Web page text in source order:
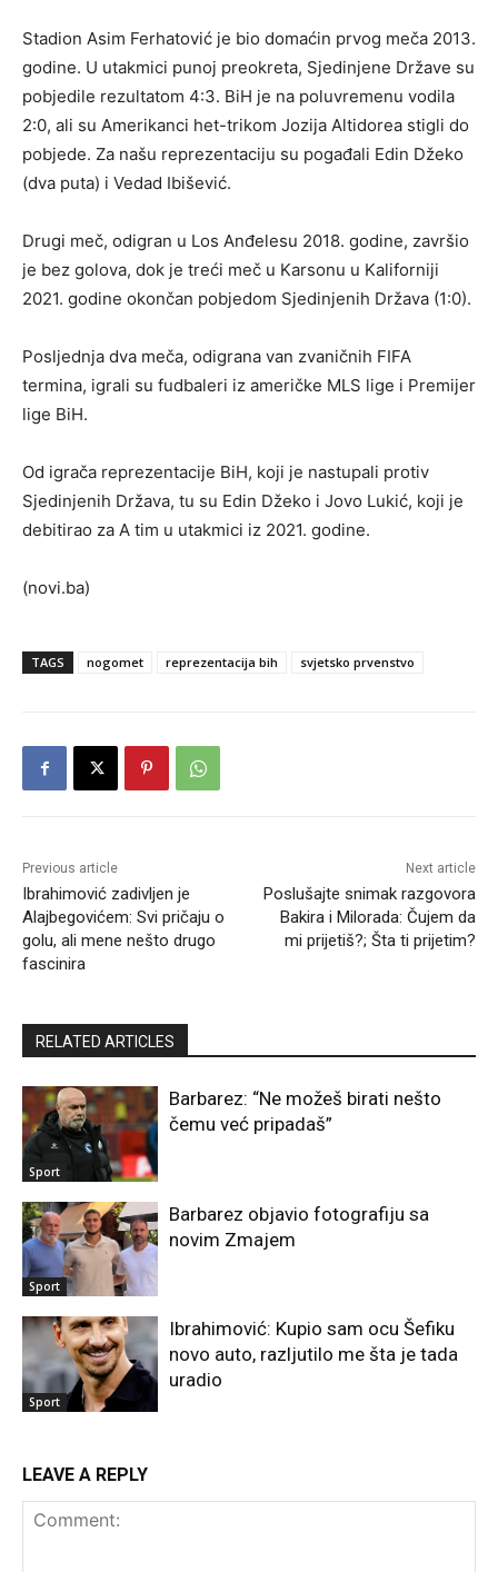
Stadion Asim Ferhatović je bio domaćin prvog meča 2013.
godine. U utakmici punoj preokreta, Sjedinjene Države su
pobjedile rezultatom 4:3. BiH je na poluvremenu vodila
2:0, ali su Amerikanci het-trikom Jozija Altidorea stigli do
pobjede. Za našu reprezentaciju su pogađali Edin Džeko
(dva puta) i Vedad Ibišević.
Drugi meč, odigran u Los Anđelesu 2018. godine, završio
je bez golova, dok je treći meč u Karsonu u Kaliforniji
2021. godine okončan pobjedom Sjedinjenih Država (1:0).
Posljednja dva meča, odigrana van zvaničnih FIFA
termina, igrali su fudbaleri iz američke MLS lige i Premijer
lige BiH.
Od igrača reprezentacije BiH, koji je nastupali protiv
Sjedinjenih Država, tu su Edin Džeko i Jovo Lukić, koji je
debitirao za A tim u utakmici iz 2021. godine.
(novi.ba)
TAGS nogomet reprezentacija bih svjetsko prvenstvo
Previous article
Ibrahimović zadivljen je
Alajbegovićem: Svi pričaju o
golu, ali mene nešto drugo
fascinira
Next article
Poslušajte snimak razgovora
Bakira i Milorada: Čujem da
mi prijetiš?; Šta ti prijetim?
RELATED ARTICLES
Sport
Barbarez: “Ne možeš birati nešto
čemu već pripadaš”
Sport
Barbarez objavio fotografiju sa
novim Zmajem
Sport
Ibrahimović: Kupio sam ocu Šefiku
novo auto, razljutilo me šta je tada
uradio
LEAVE A REPLY